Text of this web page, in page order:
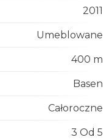
2011
Umeblowane
400 m
Basen
Całoroczne
3 Od 5